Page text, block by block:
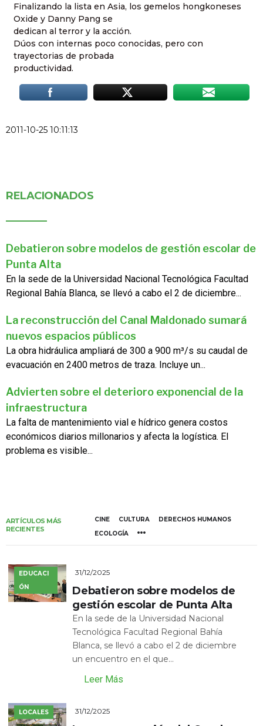
Finalizando la lista en Asia, los gemelos hongkoneses
Oxide y Danny Pang se
dedican al terror y la acción.
Dúos con internas poco conocidas, pero con
trayectorias de probada
productividad.
2011-10-25 10:11:13
RELACIONADOS
Debatieron sobre modelos de gestión escolar de
Punta Alta
En la sede de la Universidad Nacional Tecnológica Facultad
Regional Bahía Blanca, se llevó a cabo el 2 de diciembre...
La reconstrucción del Canal Maldonado sumará
nuevos espacios públicos
La obra hidráulica ampliará de 300 a 900 m³/s su caudal de
evacuación en 2400 metros de traza. Incluye un...
Advierten sobre el deterioro exponencial de la
infraestructura
La falta de mantenimiento vial e hídrico genera costos
económicos diarios millonarios y afecta la logística. El
problema es visible...
ARTÍCULOS MÁS
RECIENTES
CINE CULTURA
DERECHOS HUMANOS
ECOLOGÍA
EDUCACI
ÓN
31/12/2025
Debatieron sobre modelos de
gestión escolar de Punta Alta
En la sede de la Universidad Nacional
Tecnológica Facultad Regional Bahía
Blanca, se llevó a cabo el 2 de diciembre
un encuentro en el que...
Leer Más
LOCALES 31/12/2025